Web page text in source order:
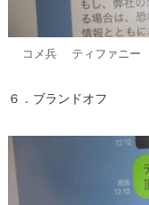
コメ兵 ティファニー
６．ブランドオフ